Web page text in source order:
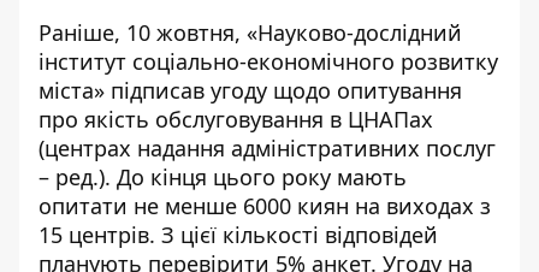
Раніше, 10 жовтня, «Науково-дослідний
інститут соціально-економічного розвитку
міста» підписав угоду щодо опитування
про якість обслуговування в ЦНАПах
(центрах надання адміністративних послуг
– ред.). До кінця цього року мають
опитати не менше 6000 киян на виходах з
15 центрів. З цієї кількості відповідей
планують перевірити 5% анкет. Угоду на